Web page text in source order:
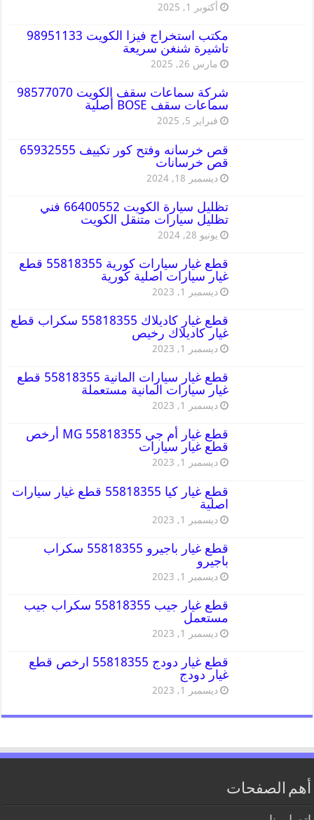
أكتوبر 1, 2025
مكتب استخراج فيزا الكويت 98951133
تاشيرة شنغن سريعة
مارس 26, 2025
شركة سماعات سقف الكويت 98577070
سماعات سقف BOSE أصلية
فبراير 5, 2025
قص خرسانه وفتح كور تكييف 65932555
قص خرسانات
ديسمبر 18, 2024
تظليل سيارة الكويت 66400552 فني
تظليل سيارات متنقل الكويت
يونيو 28, 2024
قطع غيار سيارات كورية 55818355 قطع
غيار سيارات اصلية كورية
ديسمبر 1, 2023
قطع غيار كاديلاك 55818355 سكراب قطع
غيار كاديلاك رخيص
ديسمبر 1, 2023
قطع غيار سيارات المانية 55818355 قطع
غيار سيارات المانية مستعملة
ديسمبر 1, 2023
قطع غيار أم جي MG 55818355 أرخص
قطع غيار سيارات
ديسمبر 1, 2023
قطع غيار كيا 55818355 قطع غيار سيارات
اصلية
ديسمبر 1, 2023
قطع غيار باجيرو 55818355 سكراب
باجيرو
ديسمبر 1, 2023
قطع غيار جيب 55818355 سكراب جيب
مستعمل
ديسمبر 1, 2023
قطع غيار دودج 55818355 ارخص قطع
غيار دودج
ديسمبر 1, 2023
أهم الصفحات